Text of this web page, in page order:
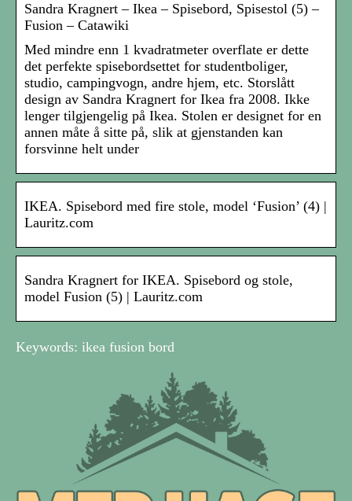
Sandra Kragnert – Ikea – Spisebord, Spisestol (5) –
Fusion – Catawiki
Med mindre enn 1 kvadratmeter overflate er dette
det perfekte spisebordsettet for studentboliger,
studio, campingvogn, andre hjem, etc. Storslått
design av Sandra Kragnert for Ikea fra 2008. Ikke
lenger tilgjengelig på Ikea. Stolen er designet for en
annen måte å sitte på, slik at gjenstanden kan
forsvinne helt under
IKEA. Spisebord med fire stole, model ‘Fusion’ (4) |
Lauritz.com
Sandra Kragnert for IKEA. Spisebord og stole,
model Fusion (5) | Lauritz.com
Keywords: ikea fusion bord